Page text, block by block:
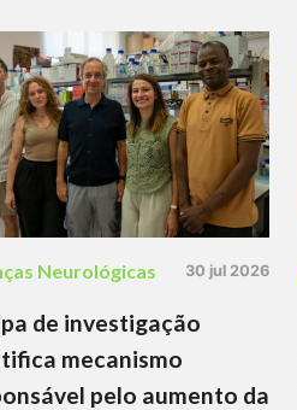
Neurológicas 30 jul 2026
de investigação
mecanismo
pelo aumento da